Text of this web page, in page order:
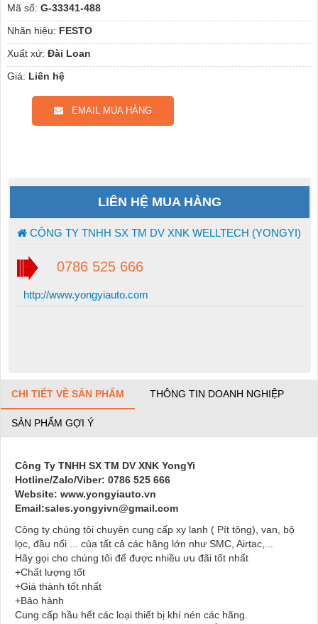
Mã số: G-33341-488
Nhãn hiệu: FESTO
Xuất xứ: Đài Loan
Giá: Liên hệ
EMAIL MUA HÀNG
LIÊN HỆ MUA HÀNG
CÔNG TY TNHH SX TM DV XNK WELLTECH (YONGYI)
0786 525 666
http://www.yongyiauto.com
CHI TIẾT VỀ SẢN PHẨM THÔNG TIN DOANH NGHIỆP
SẢN PHẨM GỢI Ý
Công Ty TNHH SX TM DV XNK YongYi
Hotline/Zalo/Viber: 0786 525 666
Website: www.yongyiauto.vn
Email:sales.yongyivn@gmail.com
Công ty chúng tôi chuyên cung cấp xy lanh ( Pít tông), van, bộ
lọc, đầu nối ... của tất cả các hãng lớn như SMC, Airtac,...
Hãy gọi cho chúng tôi để được nhiều ưu đãi tốt nhất
+Chất lượng tốt
+Giá thành tốt nhất
+Bảo hành
Cung cấp hầu hết các loại thiết bị khí nén các hãng.